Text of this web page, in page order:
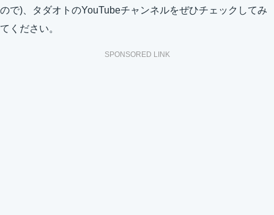
ので)、タダオトのYouTubeチャンネルをぜひチェックしてみ
てください。
SPONSORED LINK